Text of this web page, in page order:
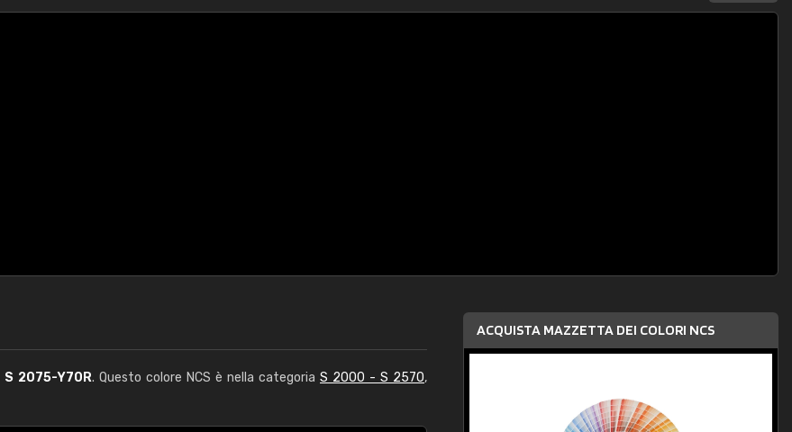
S 2075-Y70R. Questo colore NCS è nella categoria S 2000 - S 2570,
ACQUISTA MAZZETTA DEI COLORI NCS